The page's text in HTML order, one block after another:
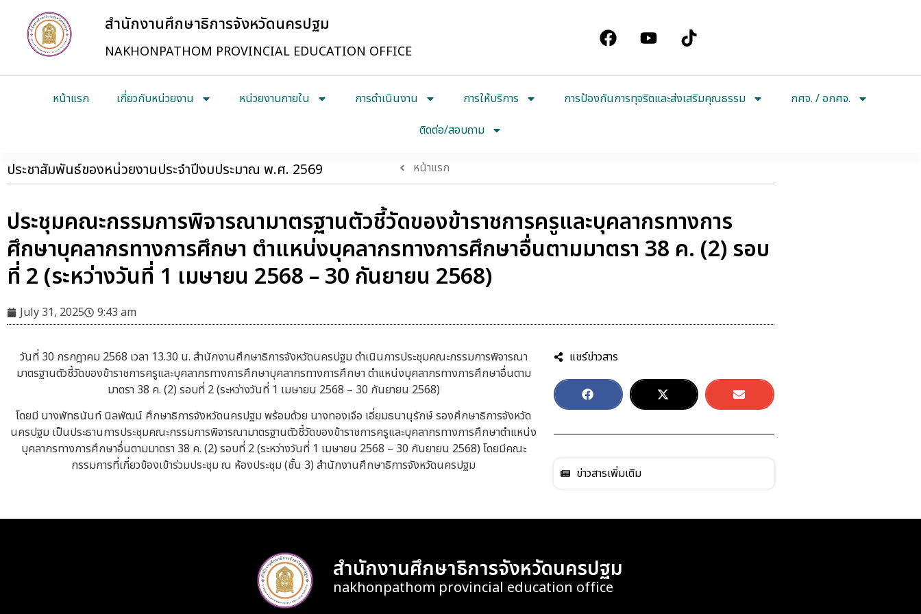
สำนักงานศึกษาธิการจังหวัดนครปฐม
NAKHONPATHOM PROVINCIAL EDUCATION OFFICE
หน้าแรก เกี่ยวกับหน่วยงาน หน่วยงานภายใน การดำเนินงาน การให้บริการ การป้องกันการทุจริตและส่งเสริมคุณธรรม
กศจ. / อกศจ.
ติดต่อ/สอบถาม
ประชาสัมพันธ์ของหน่วยงานประจำปีงบประมาณ พ.ศ. 2569 หน้าแรก
ประชุมคณะกรรมการพิจารณามาตรฐานตัวชี้วัดของข้าราชการครูและบุคลากรทางการ
ศึกษาบุคลากรทางการศึกษา ตำแหน่งบุคลากรทางการศึกษาอื่นตามมาตรา 38 ค. (2) รอบ
ที่ 2 (ระหว่างวันที่ 1 เมษายน 2568 – 30 กันยายน 2568)
July 31, 2025 9:43 am
วันที่ 30 กรกฎาคม 2568 เวลา 13.30 น. สำนักงานศึกษาธิการจังหวัดนครปฐม ดำเนินการประชุมคณะกรรมการพิจารณา
มาตรฐานตัวชี้วัดของข้าราชการครูและบุคลากรทางการศึกษาบุคลากรทางการศึกษา ตำแหน่งบุคลากรทางการศึกษาอื่นตาม
มาตรา 38 ค. (2) รอบที่ 2 (ระหว่างวันที่ 1 เมษายน 2568 – 30 กันยายน 2568)
โดยมี นางพัทธนันท์ นิลพัฒน์ ศึกษาธิการจังหวัดนครปฐม พร้อมด้วย นางทองเจือ เอี่ยมธนานุรักษ์ รองศึกษาธิการจังหวัด
นครปฐม เป็นประธานการประชุมคณะกรรมการพิจารณามาตรฐานตัวชี้วัดของข้าราชการครูและบุคลากรทางการศึกษาตำแหน่ง
บุคลากรทางการศึกษาอื่นตามมาตรา 38 ค. (2) รอบที่ 2 (ระหว่างวันที่ 1 เมษายน 2568 – 30 กันยายน 2568) โดยมีคณะ
กรรมการที่เกี่ยวข้องเข้าร่วมประชุม ณ ห้องประชุม (ชั้น 3) สำนักงานศึกษาธิการจังหวัดนครปฐม
แชร์ข่าวสาร
ข่าวสารเพิ่มเติม
สำนักงานศึกษาธิการจังหวัดนครปฐม
nakhonpathom provincial education office